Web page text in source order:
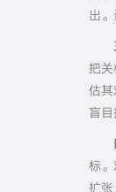
出
把
估其
盲目
标
扩